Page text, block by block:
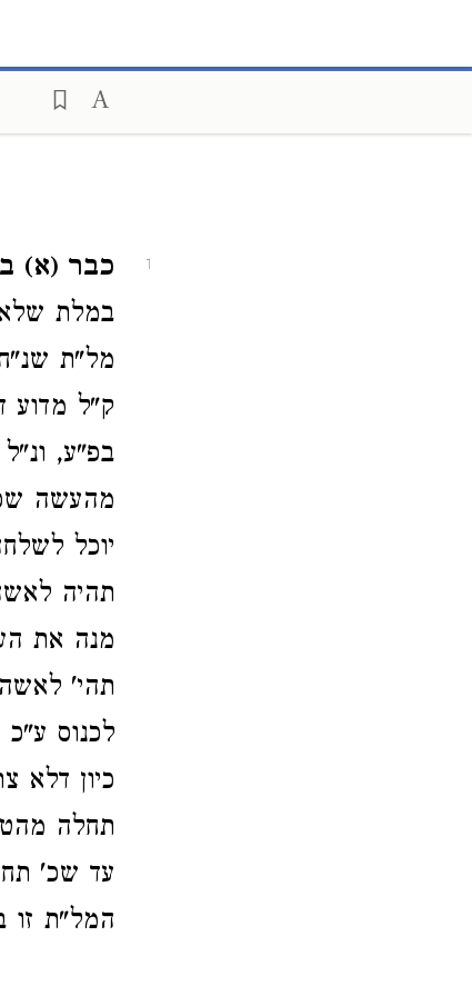
1 כבר (א)
במלת
מל"ת
ק"ל מדוע
בפ"ע,
מהעשה
יוכל
תהיה
מנה את
תהי' לאשה
לכנוס
כיון
תחלה
עד שכ'
המל"ת זו